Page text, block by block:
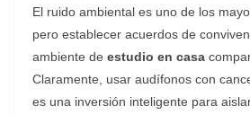
​El ruido ambiental es uno de los
pero establecer acuerdos de
ambiente de estudio en casa
Claramente, usar audífonos con
es una inversión inteligente para